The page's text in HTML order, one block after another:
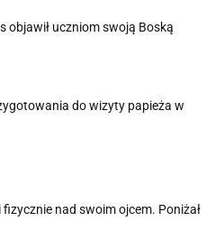
objawił uczniom swoją Boską
do wizyty papieża w
nad swoim ojcem. Poniżał